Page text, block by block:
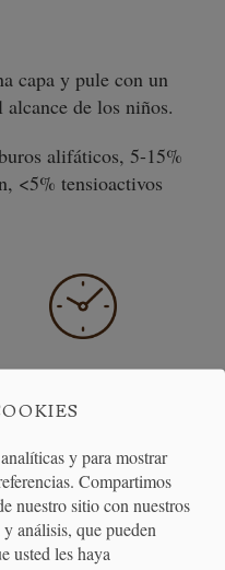
capa y pule con un
de los niños.
alifáticos, 5-15%
<5% tensioactivos
24/48H
y para mostrar
Compartimos
nuestro sitio con nuestros
análisis, que pueden
usted les haya